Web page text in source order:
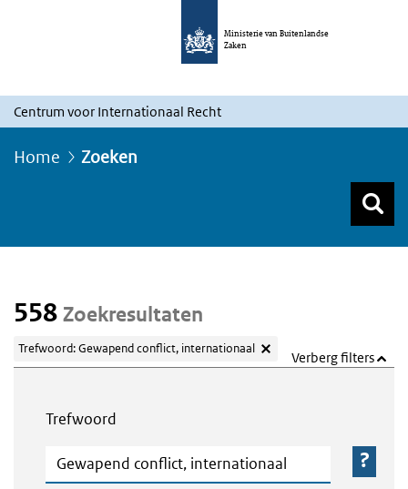
Ministerie van Buitenlandse
Zaken
Centrum voor Internationaal Recht
Home Zoeken
558 Zoekresultaten
Trefwoord: Gewapend conflict, internationaal
Verberg filters
Trefwoord
Trefwoord